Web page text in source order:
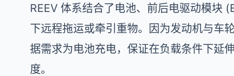
REEV 体系结合了电池、前后电驱动模块
下远程拖运或牵引重物。因为发动机与车
据需求为电池充电，保证在负载条件下延
度。